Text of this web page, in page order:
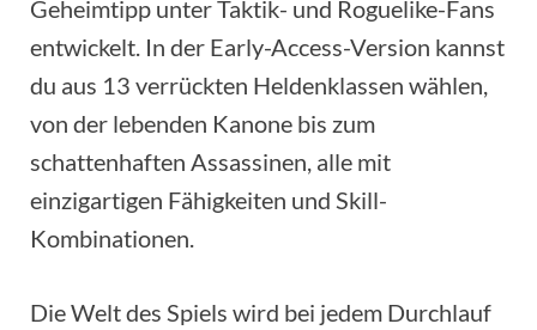
Geheimtipp unter Taktik- und Roguelike-Fans
entwickelt. In der Early-Access-Version kannst
du aus 13 verrückten Heldenklassen wählen,
von der lebenden Kanone bis zum
schattenhaften Assassinen, alle mit
einzigartigen Fähigkeiten und Skill-
Kombinationen.
Die Welt des Spiels wird bei jedem Durchlauf